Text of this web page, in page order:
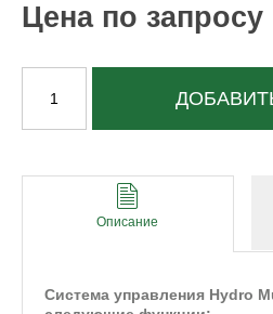
Цена по запросу
Описание
Система управления Hydro